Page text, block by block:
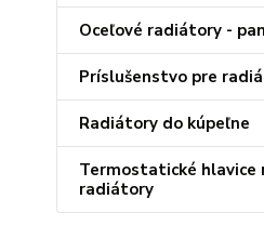
Oceľové radiátory -
Príslušenstvo pre
Radiátory do kúpeľne
Termostatické hlavice
radiátory